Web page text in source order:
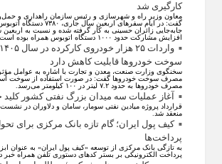
کارگیری شد
معاون وزیر راه و شهرسازی و رئیس سازمان راهداری و
گفت: در ایام سفرهای اربعین سال جاری،
جابه‌جایی زائران حسینی به‌ کار گرفته شده و نسبت به اربعین
افزایش مشارکت حدود ۱۰۰۰ دستگاه اتوبوس همراه بوده است.
سوخت خودرو‌ها قابلیت کاهش دارد
سخنگوی وزارت صنعت، معدن و تجارت با اشاره به عوامل
مصرف سوخت خودرو‌ها گفت: در صورت استفاده از سوخت
مصرف خودرو‌ها به حدود ۷.۲ لیتر در ۱۰۰ کیلومتر می‌رسد.
آغاز عملیات سه میدان بزرگ نفتی کشور کلید
قرارداد پروژه میادین نفتی سومار، سامان و دلاوران در
منعقد شد.
کیف پول ایران؛ گام تازه بانک مرکزی برای
پرداخت‌ها
به تازگی بانک مرکزی از توسعه «کیف پول ایران» به عنوان
پرداخت الکترونیکی بر بستر کد‌های دستوری تلفن همراه خبر